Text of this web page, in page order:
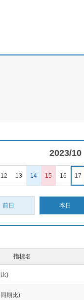
2023/10
12 13 14 15 16 17
前日 本日
指標名
)
期比)